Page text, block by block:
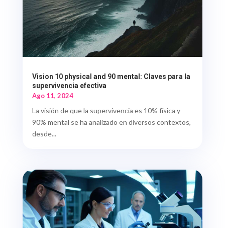
Vision 10 physical and 90 mental: Claves para la
supervivencia efectiva
Ago 11, 2024
La visión de que la supervivencia es 10% física y
90% mental se ha analizado en diversos contextos,
desde...